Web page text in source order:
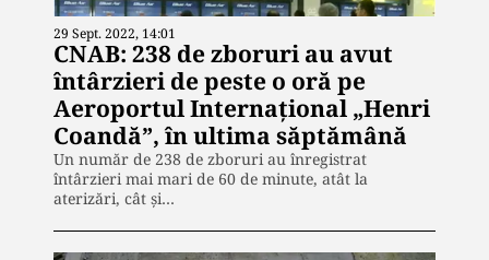
29 Sept. 2022, 14:01
CNAB: 238 de zboruri au avut
întârzieri de peste o oră pe
Aeroportul Internaţional „Henri
Coandă”, în ultima săptămână
Un număr de 238 de zboruri au înregistrat
întârzieri mai mari de 60 de minute, atât la
aterizări, cât şi…